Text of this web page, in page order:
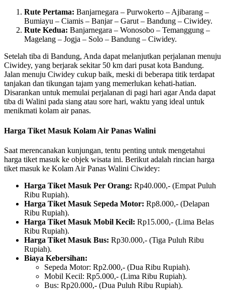
Rute Pertama: Banjarnegara – Purwokerto – Ajibarang –
Bumiayu – Ciamis – Banjar – Garut – Bandung – Ciwidey.
Rute Kedua: Banjarnegara – Wonosobo – Temanggung –
Magelang – Jogja – Solo – Bandung – Ciwidey.
Setelah tiba di Bandung, Anda dapat melanjutkan perjalanan menuju
Ciwidey, yang berjarak sekitar 50 km dari pusat kota Bandung.
Jalan menuju Ciwidey cukup baik, meski di beberapa titik terdapat
tanjakan dan tikungan tajam yang memerlukan kehati-hatian.
Disarankan untuk memulai perjalanan di pagi hari agar Anda dapat
tiba di Walini pada siang atau sore hari, waktu yang ideal untuk
menikmati kolam air panas.
Harga Tiket Masuk Kolam Air Panas Walini
Saat merencanakan kunjungan, tentu penting untuk mengetahui
harga tiket masuk ke objek wisata ini. Berikut adalah rincian harga
tiket masuk ke Kolam Air Panas Walini Ciwidey:
Harga Tiket Masuk Per Orang: Rp40.000,- (Empat Puluh
Ribu Rupiah).
Harga Tiket Masuk Sepeda Motor: Rp8.000,- (Delapan
Ribu Rupiah).
Harga Tiket Masuk Mobil Kecil: Rp15.000,- (Lima Belas
Ribu Rupiah).
Harga Tiket Masuk Bus: Rp30.000,- (Tiga Puluh Ribu
Rupiah).
Biaya Kebersihan:
Sepeda Motor: Rp2.000,- (Dua Ribu Rupiah).
Mobil Kecil: Rp5.000,- (Lima Ribu Rupiah).
Bus: Rp20.000,- (Dua Puluh Ribu Rupiah).